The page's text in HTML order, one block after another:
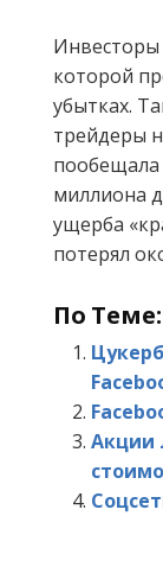
Инвесторы
которой
убытках.
трейдеры
пообещала
миллиона
ущерба
потерял
По Теме:
Акции